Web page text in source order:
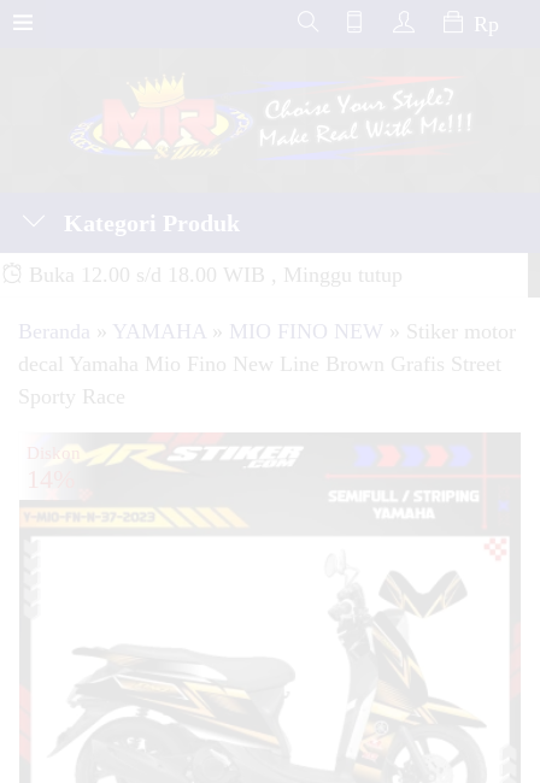
Rp
Kategori Produk
Buka 12.00 s/d 18.00 WIB , Minggu tutup
Beranda » YAMAHA » MIO FINO NEW » Stiker motor
decal Yamaha Mio Fino New Line Brown Grafis Street
Sporty Race
Diskon